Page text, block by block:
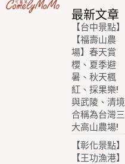
最新文章
【台中景點】
【福壽山農
場】春天賞
櫻、夏季避
暑、秋天楓
紅、採果樂!
與武陵、清境
合稱為台灣三
大高山農場!
【彰化景點】
【王功漁港】